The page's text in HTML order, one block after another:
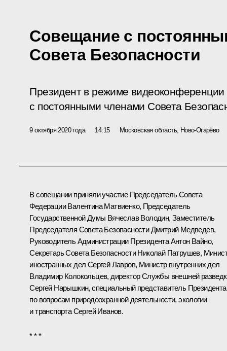
Совещание с
Совета Безопасности
Президент в режиме
с постоянными членами Совета
9 октября 2020 года 14:15 Московская область, Ново-Огарёво
В совещании приняли участие Председатель Совета
ФедерацииВалентина Матвиенко, Председатель
Государственной Думы Вячеслав Володин, Заместитель
Председателя Совета БезопасностиДмитрий Медведев,
Руководитель Администрации ПрезидентаАнтон Вайно,
Секретарь Совета БезопасностиНиколай Патрушев,
иностранных дел Сергей Лавров, Министр внутренних дел
Владимир Колокольцев, директор Службы внешней
Сергей Нарышкин, специальный представитель Президента
по вопросам природоохранной деятельности, экологии
и транспортаСергей Иванов.
* * *